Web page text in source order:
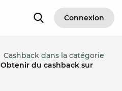
Connexion
Cashback dans la catégorie
Obtenir du cashback sur